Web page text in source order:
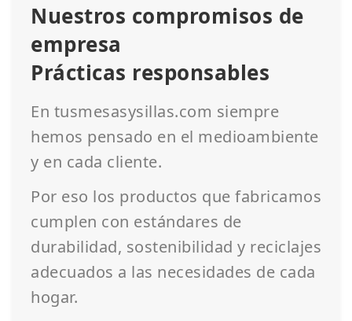
Nuestros compromisos de
empresa
Prácticas responsables
En tusmesasysillas.com siempre
hemos pensado en el medioambiente
y en cada cliente.
Por eso los productos que fabricamos
cumplen con estándares de
durabilidad, sostenibilidad y reciclajes
adecuados a las necesidades de cada
hogar.